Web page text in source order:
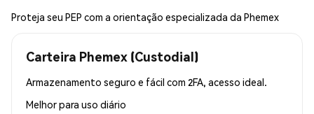
Proteja seu PEP com a orientação especializada da Phemex
Carteira Phemex (Custodial)
Armazenamento seguro e fácil com 2FA, acesso ideal.
Melhor para uso diário